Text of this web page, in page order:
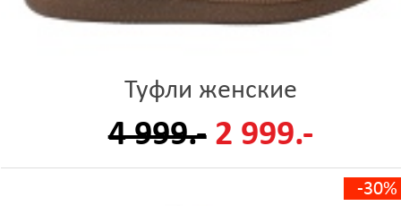
Туфли женские
4 999.- 2 999.-
-30%